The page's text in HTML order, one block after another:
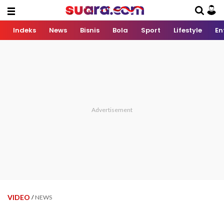
Indeks News Bisnis Bola Sport Lifestyle
VIDEO / NEWS